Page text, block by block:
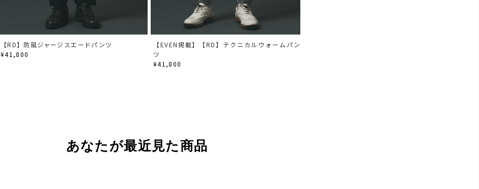
【RD】防風ジャージスエードパンツ
¥41,800
【EVEN掲載】【RD】テクニカルウォームパン
ツ
¥41,800
あなたが最近見た商品